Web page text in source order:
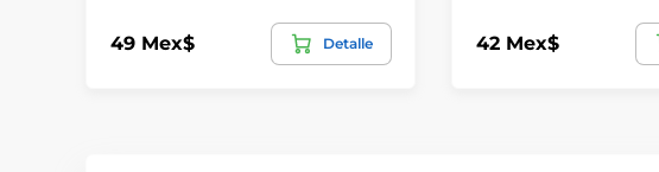
49 Mex$ Detalle 42 Mex$